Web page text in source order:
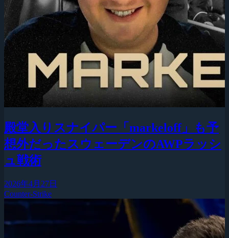
殿堂入りスナイパー「markeloff」も予
想外だったスウェーデンのAWPラッシ
ュ戦術
2026年4月27日
Counter-Strike